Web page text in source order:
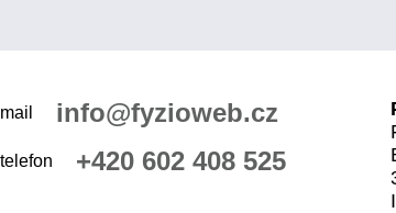
info@fyzioweb.cz
+420 602 408 525